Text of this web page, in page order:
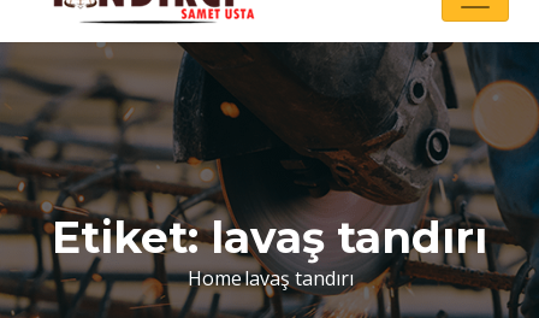
Etiket:lavaş tandırı
Homelavaş tandırı